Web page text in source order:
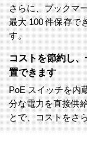
さらに、ブックマ
最大 100 件保存で
す。
コストを節約し
置できます
PoE スイッチを内
分な電力を直接供
とで、コストをさ